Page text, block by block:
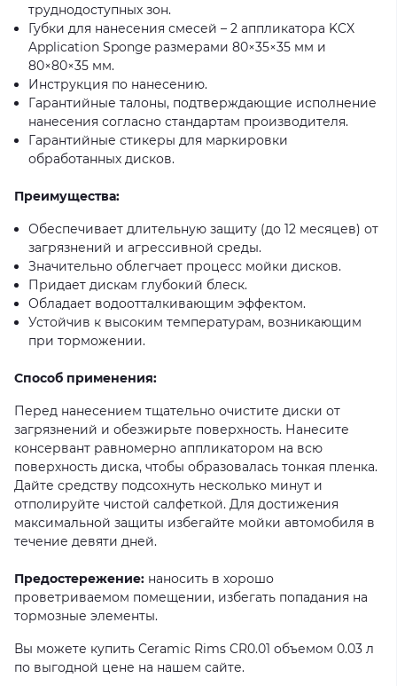
труднодоступных зон.
Губки для нанесения смесей – 2 аппликатора KCX
Application Sponge размерами 80×35×35 мм и
80×80×35 мм.
Инструкция по нанесению.
Гарантийные талоны, подтверждающие исполнение
нанесения согласно стандартам производителя.
Гарантийные стикеры для маркировки
обработанных дисков.
Преимущества:
Обеспечивает длительную защиту (до 12 месяцев) от
загрязнений и агрессивной среды.
Значительно облегчает процесс мойки дисков.
Придает дискам глубокий блеск.
Обладает водоотталкивающим эффектом.
Устойчив к высоким температурам, возникающим
при торможении.
Способ применения:
Перед нанесением тщательно очистите диски от
загрязнений и обезжирьте поверхность. Нанесите
консервант равномерно аппликатором на всю
поверхность диска, чтобы образовалась тонкая пленка.
Дайте средству подсохнуть несколько минут и
отполируйте чистой салфеткой. Для достижения
максимальной защиты избегайте мойки автомобиля в
течение девяти дней.
Предостережение: наносить в хорошо
проветриваемом помещении, избегать попадания на
тормозные элементы.
Вы можете купить Ceramic Rims CR0.01 объемом 0.03 л
по выгодной цене на нашем сайте.